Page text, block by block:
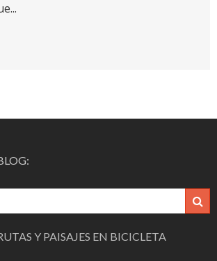
Y PAISAJES EN BICICLETA